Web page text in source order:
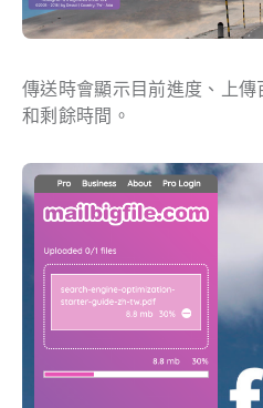
傳送時會顯示目前進度、上傳
和剩餘時間。